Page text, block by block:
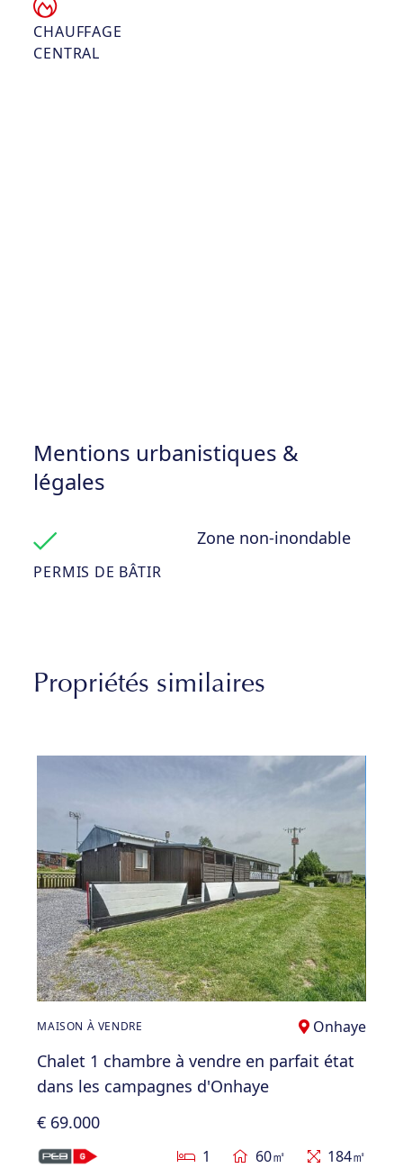
CHAUFFAGE
CENTRAL
Mentions urbanistiques &
légales
PERMIS DE BÂTIR
Zone non-inondable
Propriétés similaires
MAISON À VENDRE Onhaye
Chalet 1 chambre à vendre en parfait état
dans les campagnes d'Onhaye
€ 69.000
1 60㎡ 184㎡